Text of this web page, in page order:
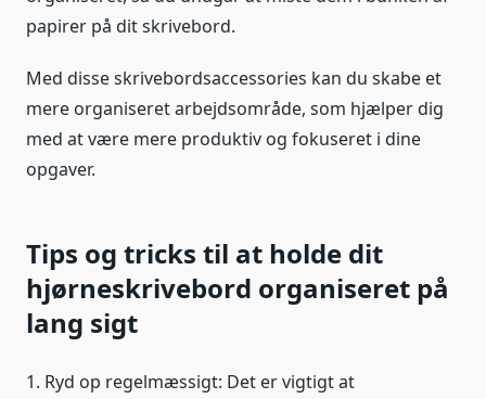
papirer på dit skrivebord.
Med disse skrivebordsaccessories kan du skabe et
mere organiseret arbejdsområde, som hjælper dig
med at være mere produktiv og fokuseret i dine
opgaver.
Tips og tricks til at holde dit
hjørneskrivebord organiseret på
lang sigt
1. Ryd op regelmæssigt: Det er vigtigt at